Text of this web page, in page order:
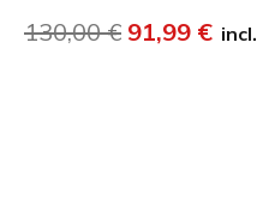
Prix réduit de
130,00 € à
91,99 €